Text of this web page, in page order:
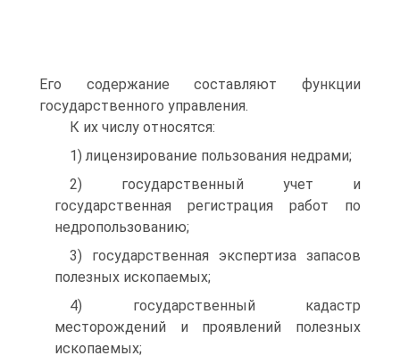
Его содержание составляют функции
государственного управления.
К их числу относятся:
1) лицензирование пользования недрами;
2) государственный учет и
государственная регистрация работ по
недропользованию;
3) государственная экспертиза запасов
полезных ископаемых;
4) государственный кадастр
месторождений и проявлений полезных
ископаемых;